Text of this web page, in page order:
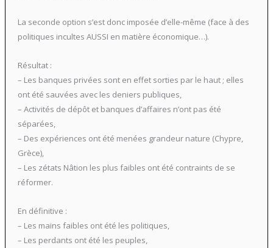
La seconde option s’est donc imposée d’elle-même (face à des
politiques incultes AUSSI en matière économique…).
Résultat :
– Les banques privées sont en effet sorties par le haut ; elles
ont été sauvées avec les deniers publiques,
– Activités de dépôt et banques d’affaires n’ont pas été
séparées,
– Des expériences ont été menées grandeur nature (Chypre,
Grèce),
– Les zétats Nâtion les plus faibles ont été contraints de se
réformer.
En définitive :
– Les mains faibles ont été les politiques,
– Les perdants ont été les peuples,